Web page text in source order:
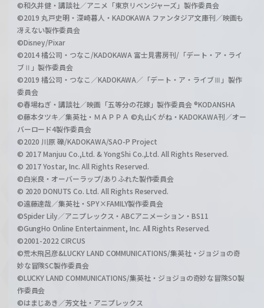
©和久井健・講談社／アニメ「東京リベンジャーズ」製作委員会
©2019 丸戸史明・深崎暮人・KADOKAWA ファンタジア文庫刊／映画も
冴えない製作委員会
©Disney/Pixar
©2014 橘公司・つなこ/KADOKAWA 富士見書房刊/「デート・ア・ライ
ブⅡ」製作委員会
©2019 橘公司・つなこ／KADOKAWA／「デート・ア・ライブⅢ」製作
委員会
©春場ねぎ・講談社／映画「五等分の花嫁」製作委員会 ®KODANSHA
©藤本タツキ／集英社・ＭＡＰＰＡ ©丸山くがね・KADOKAWA刊／オー
バーロード4製作委員会
©2020 川原 礫/KADOKAWA/SAO-P Project
© 2017 Manjuu Co.,Ltd. & YongShi Co.,Ltd. All Rights Reserved.
© 2017 Yostar, Inc. All Rights Reserved.
©白米良・オーバーラップ/ありふれた製作委員会
© 2020 DONUTS Co. Ltd. All Rights Reserved.
©遠藤達哉／集英社・SPY×FAMILY製作委員会
©Spider Lily／アニプレックス・ABCアニメーション・BS11
©GungHo Online Entertainment, Inc. All Rights Reserved.
©2001-2022 CIRCUS
©荒木飛呂彦&LUCKY LAND COMMUNICATIONS/集英社・ジョジョの奇
妙な冒険SC製作委員会
©LUCKY LAND COMMUNICATIONS/集英社・ジョジョの奇妙な冒険SO製
作委員会
©はまじあき／芳文社・アニプレックス